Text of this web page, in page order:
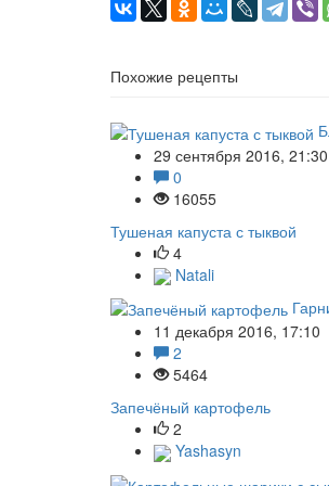
Похожие рецепты
29 сентября 2016, 21:30
0
16055
Тушеная капуста с тыквой
4
Natali
11 декабря 2016, 17:10
2
5464
Запечёный картофель
2
Yashasyn